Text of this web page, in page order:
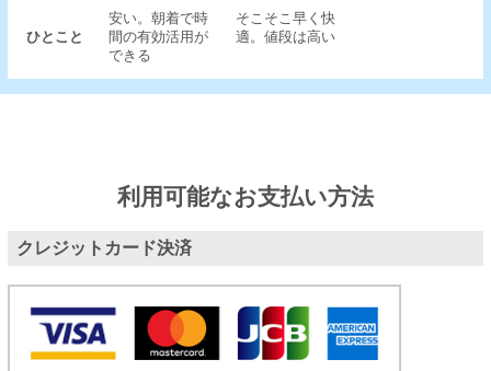
ひとこと
安い。朝着で時
間の有効活用が
できる
そこそこ早く快
適。値段は高い
利用可能なお支払い方法
クレジットカード決済